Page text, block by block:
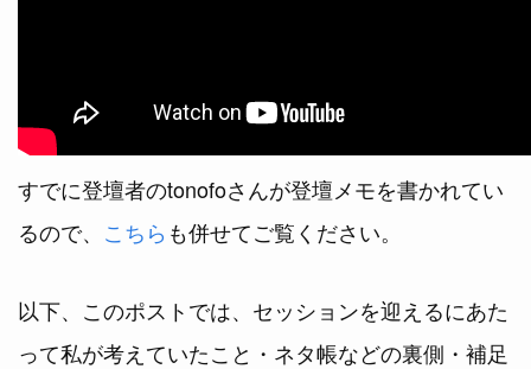
すでに登壇者のtonofoさんが登壇メモを書かれてい
るので、 こちら も併せてご覧ください。
以下、このポストでは、セッションを迎えるにあた
って私が考えていたこと・ネタ帳などの裏側・補足